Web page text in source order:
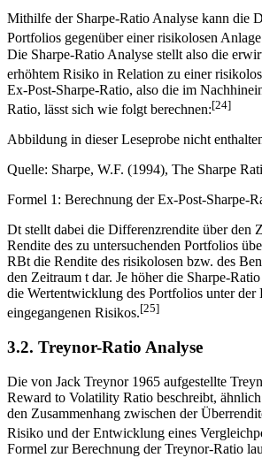
Mithilfe der Sharpe-Ratio Analyse kann die
Portfolios gegenüber einer risikolosen
Die Sharpe-Ratio Analyse stellt also die
erhöhtem Risiko in Relation zu einer
Ex-Post-Sharpe-Ratio, also die im
Ratio, lässt sich wie folgt berechnen:[24]
Abbildung in dieser Leseprobe nicht
Quelle: Sharpe, W.F. (1994), The Sharpe
Formel 1: Berechnung der Ex-Post-Sharpe-
Dt stellt dabei die Differenzrendite über den
Rendite des zu untersuchenden Portfolios
RBt die Rendite des risikolosen bzw. des
den Zeitraum t dar. Je höher die Sharpe-
die Wertentwicklung des Portfolios unter der
eingegangenen Risikos.[25]
3.2. Treynor-Ratio Analyse
Die von Jack Treynor 1965 aufgestellte
Reward to Volatility Ratio beschreibt,
den Zusammenhang zwischen der
Risiko und der Entwicklung eines
Formel zur Berechnung der Treynor-Ratio